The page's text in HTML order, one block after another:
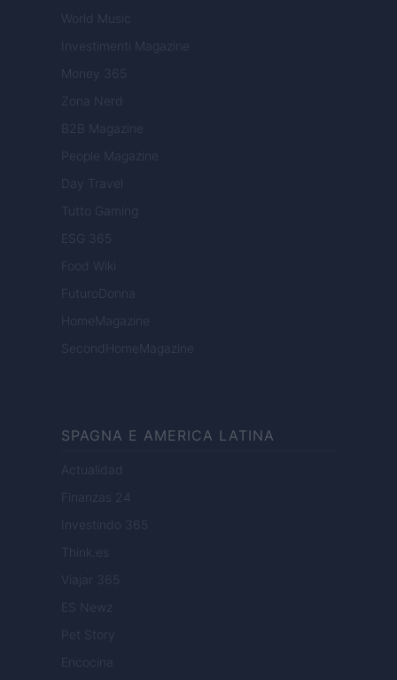
World Music
Investimenti Magazine
Money 365
Zona Nerd
B2B Magazine
People Magazine
Day Travel
Tutto Gaming
ESG 365
Food Wiki
FuturoDonna
HomeMagazine
SecondHomeMagazine
SPAGNA E AMERICA LATINA
Actualidad
Finanzas 24
Investindo 365
Think.es
Viajar 365
ES Newz
Pet Story
Encocina